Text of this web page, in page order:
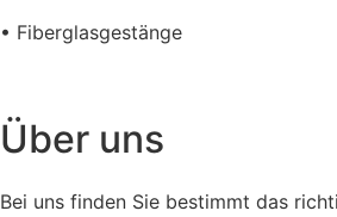
• Fiberglasgestänge
Über uns
Bei uns finden Sie bestimmt das